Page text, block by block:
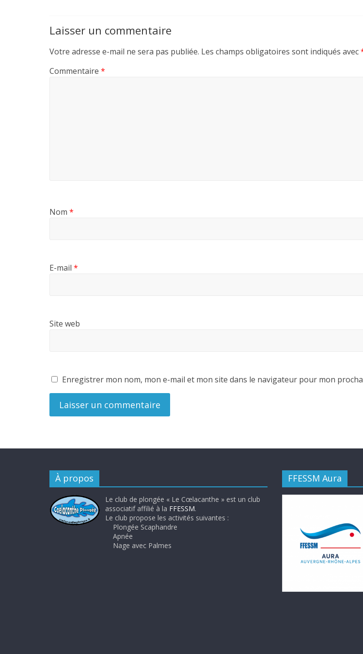
Laisser un commentaire
Votre adresse e-mail ne sera pas publiée. Les champs obligatoires sont indiqués avec
Commentaire *
Nom *
E-mail *
Site web
Enregistrer mon nom, mon e-mail et mon site dans le navigateur pour mon
À propos
Le club de plongée « Le Cœlacanthe » est un club
associatif affilié à la FFESSM.
Le club propose les activités suivantes :
Plongée Scaphandre
Apnée
Nage avec Palmes
FFESSM Aura